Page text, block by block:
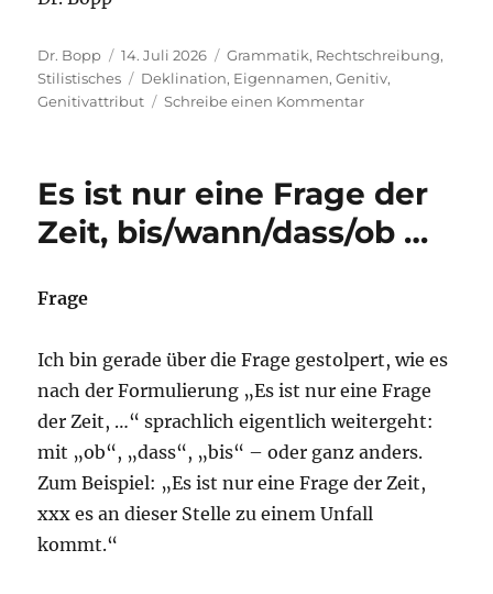
Autor
Dr. Bopp
Veröffentlicht
am
14. Juli 2026 Kategorien
Grammatik, Rechtschreibung,
Stilistisches
Schlagwörter
Deklination, Eigennamen,Genitiv,
Genitivattribut
Schreibe einen Kommentarzu
es:
Vorangestellte
Firmen-
Es ist nur eine Frage der
Zeit, bis/wann/dass/ob …
Frage
Ich bin gerade über die Frage gestolpert, wie es
nach der Formulierung „Es ist nur eine Frage
der Zeit, …“ sprachlich eigentlich weitergeht:
mit „ob“, „dass“, „bis“ – oder ganz anders.
Zum Beispiel: „Es ist nur eine Frage der Zeit,
xxx es an dieser Stelle zu einem Unfall
kommt.“